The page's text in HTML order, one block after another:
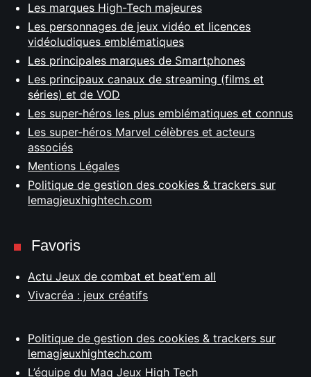
Les marques High-Tech majeures
Les personnages de jeux vidéo et licences
vidéoludiques emblématiques
Les principales marques de Smartphones
Les principaux canaux de streaming (films et
séries) et de VOD
Les super-héros les plus emblématiques et connus
Les super-héros Marvel célèbres et acteurs
associés
Mentions Légales
Politique de gestion des cookies & trackers sur
lemagjeuxhightech.com
Favoris
Actu Jeux de combat et beat'em all
Vivacréa : jeux créatifs
Politique de gestion des cookies & trackers sur
lemagjeuxhightech.com
L’équipe du Mag Jeux High Tech